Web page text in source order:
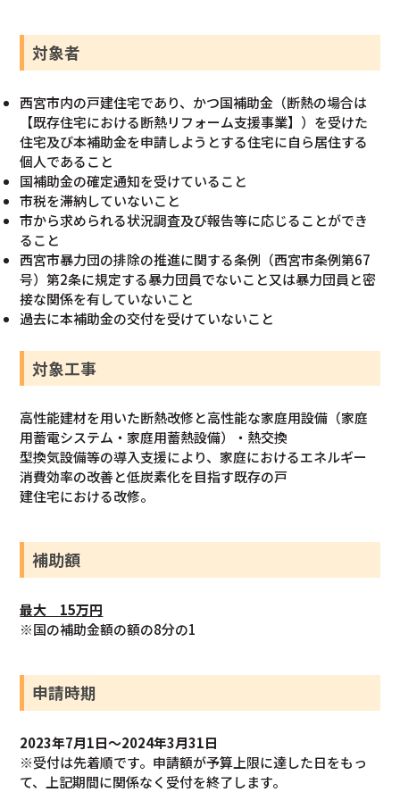
対象者
⻄宮市内の⼾建住宅であり、かつ国補助金（断熱の場合は
【既存住宅における断熱リフォーム支援事業】）を受けた
住宅及び本補助金を申請しようとする住宅に自ら居住する
個人であること
国補助金の確定通知を受けていること
市税を滞納していないこと
市から求められる状況調査及び報告等に応じることができ
ること
⻄宮市暴⼒団の排除の推進に関する条例（⻄宮市条例第67
号）第2条に規定する暴⼒団員でないこと又は暴⼒団員と密
接な関係を有していないこと
過去に本補助金の交付を受けていないこと
対象工事
高性能建材を用いた断熱改修と高性能な家庭用設備（家庭
用蓄電システム・家庭用蓄熱設備）・熱交換
型換気設備等の導⼊⽀援により、家庭におけるエネルギー
消費効率の改善と低炭素化を目指す既存の⼾
建住宅における改修。
補助額
最大 15万円
※国の補助金額の額の8分の1
申請時期
2023年7月1日～2024年3月31日
※受付は先着順です。申請額が予算上限に達した日をもっ
て、上記期間に関係なく受付を終了します。